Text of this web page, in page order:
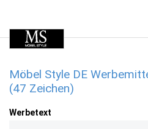
Möbel Style DE
(47 Zeichen)
Werbetext